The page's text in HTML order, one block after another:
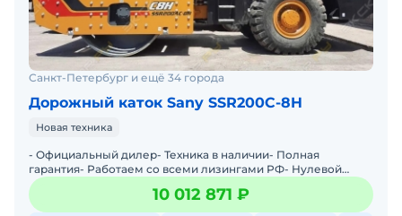
Санкт-Петербург и ещё 34 города
Дорожный каток Sany SSR200C-8H
Новая техника
- Официальный дилер- Техника в наличии- Пoлная
гарантия- Работаем со всеми лизингами РФ- Нулевой
аванс- Дoставка техники в любую тoчку Рoссии- Трейд
инМы предла
10 012 871 ₽